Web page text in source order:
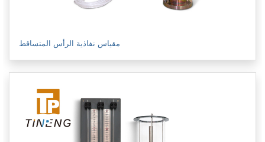
مقياس نفاذية الرأس المتساقط